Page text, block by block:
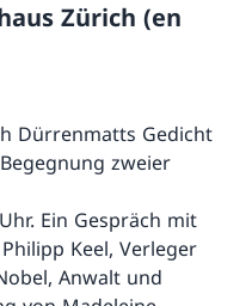
Zürich (en
Dürrenmatts Gedicht
zweier
Ein Gespräch mit
Keel, Verleger
Anwalt und